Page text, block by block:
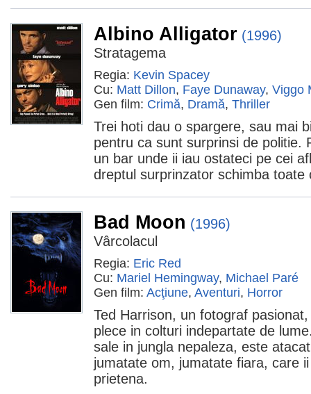
Albino Alligator (1996)
Stratagema
Regia: Kevin Spacey
Cu: Matt Dillon, Faye Dunaway, Viggo
Gen film: Crimă, Dramă, Thriller
Trei hoti dau o spargere, sau mai
pentru ca sunt surprinsi de politie.
un bar unde ii iau ostateci pe cei
dreptul surprinzator schimba toate
Bad Moon (1996)
Vârcolacul
Regia: Eric Red
Cu: Mariel Hemingway, Michael Paré
Gen film: Acţiune, Aventuri, Horror
Ted Harrison, un fotograf
plece in colturi indepartate de
sale in jungla nepaleza, este
jumatate om, jumatate fiara, care
prietena.